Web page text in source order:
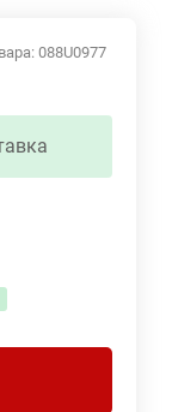
088U0977